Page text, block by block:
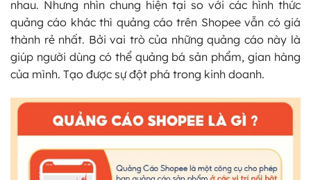
nhau. Nhưng nhìn chung hiện tại so với các hình thức
quảng cáo khác thì quảng cáo trên Shopee vẫn có giá
thành rẻ nhất. Bởi vai trò của những quảng cáo này là
giúp người dùng có thể quảng bá sản phẩm, gian hàng
của mình. Tạo được sự đột phá trong kinh doanh.